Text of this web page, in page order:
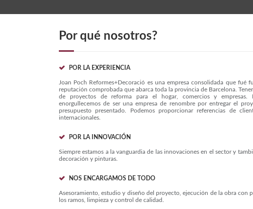
Por qué nosotros?
POR LA EXPERIENCIA
Joan Poch Reformes+Decoració es una empresa consolidada que fué
reputación comprobada que abarca toda la provincia de Barcelona.
de proyectos de reforma para el hogar, comercios y
enorgullecemos de ser una empresa de renombre por entregar el
presupuesto presentado. Podemos proporcionar referencias de
internacionales.
POR LA INNOVACIÓN
Siempre estamos a la vanguardia de las innovaciones en el sector y
decoración y pinturas.
NOS ENCARGAMOS DE TODO
Asesoramiento, estudio y diseño del proyecto, ejecución de la obra con
los ramos, limpieza y control de calidad.